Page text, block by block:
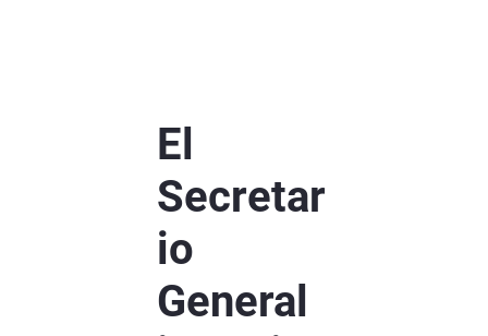
El
Secretar
io
General